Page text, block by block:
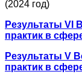
(2024 год)
Результаты VI
практик в
Результаты V
практик в